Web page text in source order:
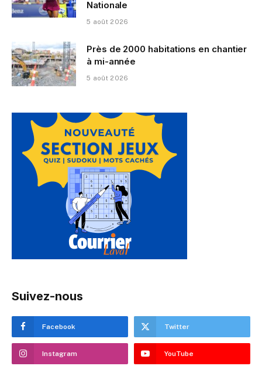
Nationale
5 août 2026
Près de 2000 habitations en chantier
à mi-année
5 août 2026
Suivez-nous
Facebook Twitter
Instagram YouTube